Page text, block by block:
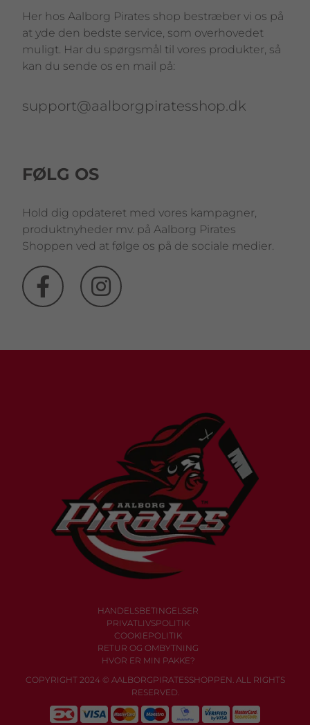
Her hos Aalborg Pirates shop bestræber vi os på
at yde den bedste service, som overhovedet
muligt. Har du spørgsmål til vores produkter, så
kan du sende os en mail på:
support@aalborgpiratesshop.dk
FØLG OS
Hold dig opdateret med vores kampagner,
produktnyheder mv. på Aalborg Pirates
Shoppen ved at følge os på de sociale medier.
HANDELSBETINGELSER
PRIVATLIVSPOLITIK
COOKIEPOLITIK
RETUR OG OMBYTNING
HVOR ER MIN PAKKE?
COPYRIGHT 2024 © AALBORGPIRATESSHOPPEN. ALL RIGHTS
RESERVED.